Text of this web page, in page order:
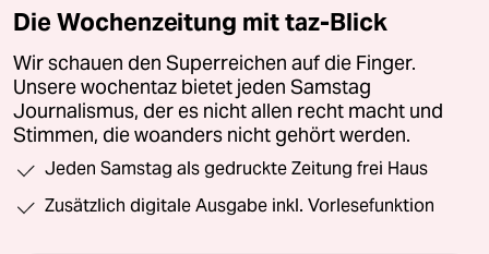
Die Wochenzeitung mit taz-Blick
Wir schauen den Superreichen auf die Finger.
Unsere wochentaz bietet jeden Samstag
Journalismus, der es nicht allen recht macht und
Stimmen, die woanders nicht gehört werden.
Jeden Samstag als gedruckte Zeitung frei Haus
Zusätzlich digitale Ausgabe inkl. Vorlesefunktion